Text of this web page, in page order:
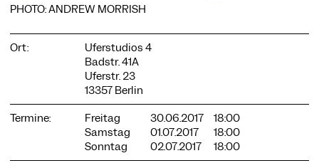
PHOTO: ANDREW MORRISH
Ort:
Uferstudios 4
Badstr. 41A
Uferstr. 23
13357 Berlin
Termine:
Freitag 30.06.2017
18:00
Samstag
01.07.2017
18:00
Sonntag
02.07.2017 18:00
COOKIE-EINSTELLUNGEN
unserer Website. Notwendige Cookies sind essenziell, damit
Sie die Website nutzen können. Andere Cookies helfen uns,
die Website weiterzuentwickeln. Sie können Ihre Einwilligung
jederzeit widerrufen. Bitte besuchen Sie unsere
Datenschutzerklärung für weitere Informationen. Unten
können Sie auswählen, welche Technologien Sie zulassen
möchten.
Notwendige Cookies